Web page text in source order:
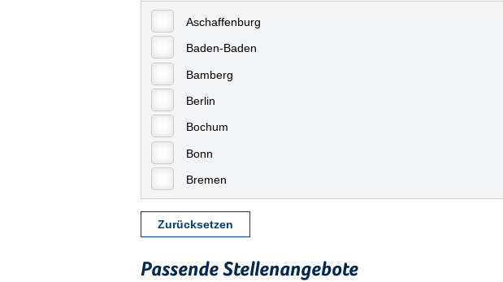
Aschaffenburg
Baden-Baden
Bamberg
Berlin
Bochum
Bonn
Bremen
Celle
Chemnitz
Zurücksetzen
Passende Stellenangebote